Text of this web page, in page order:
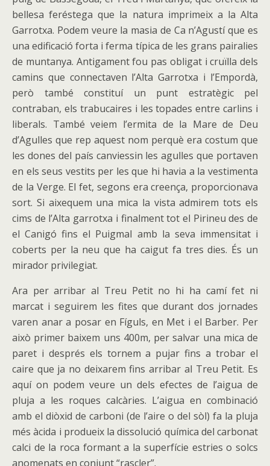
bellesa feréstega que la natura imprimeix a la Alta
Garrotxa. Podem veure la masia de Ca n’Agustí que es
una edificació forta i ferma típica de les grans pairalies
de muntanya. Antigament fou pas obligat i cruïlla dels
camins que connectaven l’Alta Garrotxa i l’Empordà,
però també constituí un punt estratègic pel
contraban, els trabucaires i les topades entre carlins i
liberals. També veiem l’ermita de la Mare de Deu
d’Agulles que rep aquest nom perquè era costum que
les dones del país canviessin les agulles que portaven
en els seus vestits per les que hi havia a la vestimenta
de la Verge. El fet, segons era creença, proporcionava
sort. Si aixequem una mica la vista admirem tots els
cims de l’Alta garrotxa i finalment tot el Pirineu des de
el Canigó fins el Puigmal amb la seva immensitat i
coberts per la neu que ha caigut fa tres dies. És un
mirador privilegiat.
Ara per arribar al Treu Petit no hi ha camí fet ni
marcat i seguirem les fites que durant dos jornades
varen anar a posar en Fíguls, en Met i el Barber. Per
això primer baixem uns 400m, per salvar una mica de
paret i després els tornem a pujar fins a trobar el
caire que ja no deixarem fins arribar al Treu Petit. Es
aquí on podem veure un dels efectes de l’aigua de
pluja a les roques calcàries. L’aigua en combinació
amb el diòxid de carboni (de l’aire o del sòl) fa la pluja
més àcida i produeix la dissolució química del carbonat
calci de la roca formant a la superfície estries o solcs
anomenats en conjunt “rascler”.